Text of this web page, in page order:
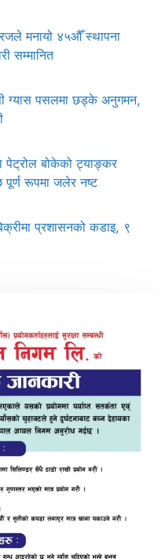
मनायो ४५औँ स्थापना
सम्मानित
ग्यास पसलमा छड्के अनुगमन,
पेट्रोल बोकेको ट्याङ्कर
पूर्ण रूपमा जलेर नष्ट
प्रशासनको कडाइ, ९